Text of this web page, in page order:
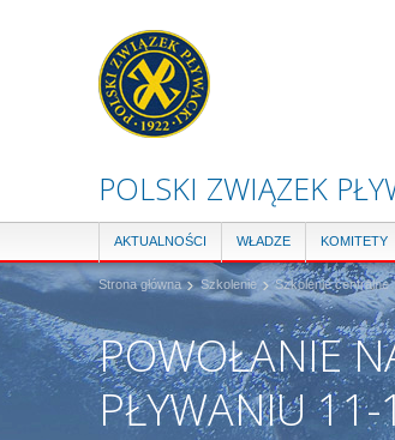
POLSKI ZWIĄZEK
AKTUALNOŚCI WŁADZE KOMITETY
Strona główna Szkolenie Szkolenie centralne
POWOŁANIE
PŁYWANIU